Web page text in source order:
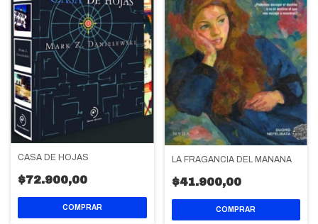
CASA DE HOJAS
$72.900,00
LA FRAGANCIA DEL MAÑANA
$41.900,00